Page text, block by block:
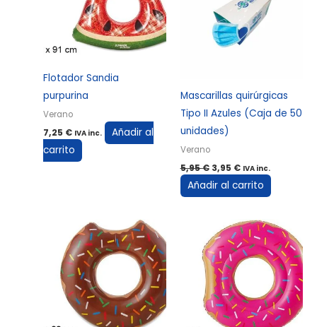
Flotador Sandia
purpurina
Verano
7,25 € IVA inc.
Añadir al
carrito
Mascarillas quirúrgicas
Tipo II Azules (Caja de 50
unidades)
Verano
5,95€ 3,95 € IVA inc.
Añadir al carrito